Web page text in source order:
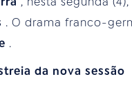
. O drama franco-
.
da nova sessão